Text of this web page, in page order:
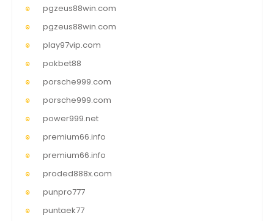
pgzeus88win.com
pgzeus88win.com
play97vip.com
pokbet88
porsche999.com
porsche999.com
power999.net
premium66.info
premium66.info
proded888x.com
punpro777
puntaek77